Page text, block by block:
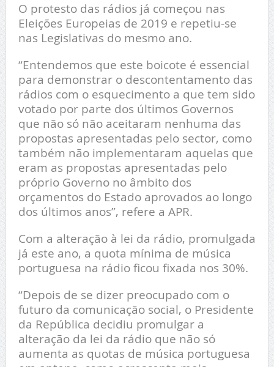
O protesto das rádios já começou nas
Eleições Europeias de 2019 e repetiu-se
nas Legislativas do mesmo ano.
“Entendemos que este boicote é essencial
para demonstrar o descontentamento das
rádios com o esquecimento a que tem sido
votado por parte dos últimos Governos
que não só não aceitaram nenhuma das
propostas apresentadas pelo sector, como
também não implementaram aquelas que
eram as propostas apresentadas pelo
próprio Governo no âmbito dos
orçamentos do Estado aprovados ao longo
dos últimos anos”, refere a APR.
Com a alteração à lei da rádio, promulgada
já este ano, a quota mínima de música
portuguesa na rádio ficou fixada nos 30%.
“Depois de se dizer preocupado com o
futuro da comunicação social, o Presidente
da República decidiu promulgar a
alteração da lei da rádio que não só
aumenta as quotas de música portuguesa